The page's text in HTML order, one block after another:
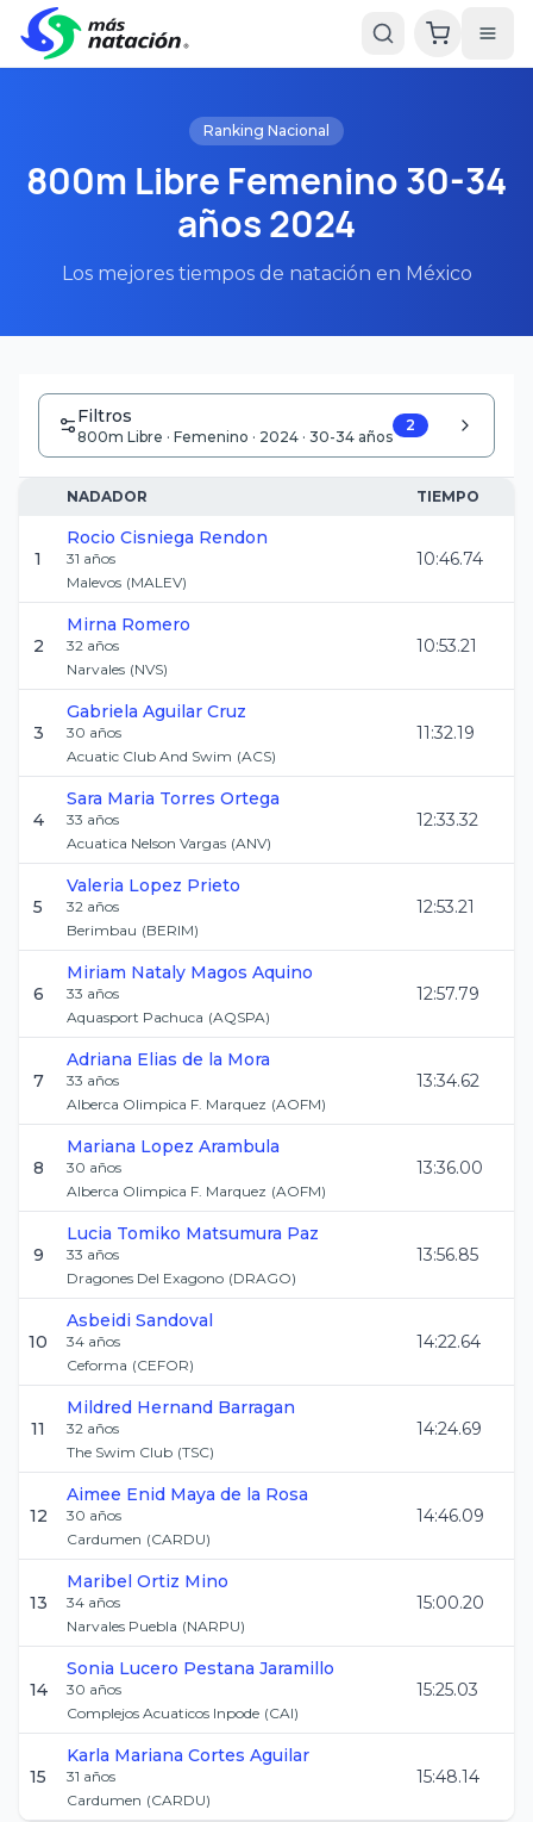
Ranking Nacional
800m Libre Femenino 30-34
años 2024
Los mejores tiempos de natación en México
Filtros
800m Libre · Femenino · 2024 · 30-34 años
2
NADADOR TIEMPO
1
Rocio Cisniega Rendon
31 años
Malevos (MALEV)
10:46.74
2
Mirna Romero
32 años
Narvales (NVS)
10:53.21
3
Gabriela Aguilar Cruz
30 años
Acuatic Club And Swim (ACS)
11:32.19
4
Sara Maria Torres Ortega
33 años
Acuatica Nelson Vargas (ANV)
12:33.32
5
Valeria Lopez Prieto
32 años
Berimbau (BERIM)
12:53.21
6
Miriam Nataly Magos Aquino
33 años
Aquasport Pachuca (AQSPA)
12:57.79
7
Adriana Elias de la Mora
33 años
Alberca Olimpica F. Marquez (AOFM)
13:34.62
8
Mariana Lopez Arambula
30 años
Alberca Olimpica F. Marquez (AOFM)
13:36.00
9
Lucia Tomiko Matsumura Paz
33 años
Dragones Del Exagono (DRAGO)
13:56.85
10
Asbeidi Sandoval
34 años
Ceforma (CEFOR)
14:22.64
11
Mildred Hernand Barragan
32 años
The Swim Club (TSC)
14:24.69
12
Aimee Enid Maya de la Rosa
30 años
Cardumen (CARDU)
14:46.09
13
Maribel Ortiz Mino
34 años
Narvales Puebla (NARPU)
15:00.20
14
Sonia Lucero Pestana Jaramillo
30 años
Complejos Acuaticos Inpode (CAI)
15:25.03
15
Karla Mariana Cortes Aguilar
31 años
Cardumen (CARDU)
15:48.14